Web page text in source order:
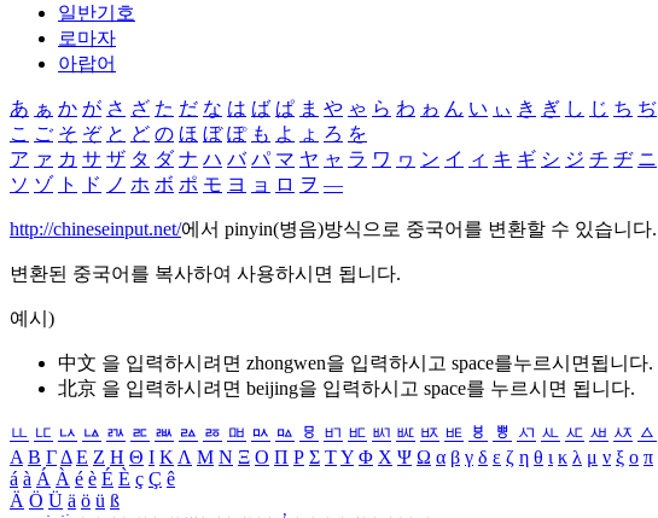
일반기호
로마자
아랍어
あ ぁ か が さ ざ た だ な は ば ぱ ま や ゃ ら わ ゎ ん い ぃ き ぎ し じ ち ぢ
こ ご そ ぞ と ど の ほ ぼ ぽ も よ ょ ろ を
ア ァ カ サ ザ タ ダ ナ ハ バ パ マ ヤ ャ ラ ワ ヮ ン イ ィ キ ギ シ ジ チ ヂ ニ
ソ ゾ ト ド ノ ホ ボ ポ モ ヨ ョ ロ ヲ ―
http://chineseinput.net/에서 pinyin(병음)방식으로 중국어를 변환할 수 있습니다.
변환된 중국어를 복사하여 사용하시면 됩니다.
예시)
中文 을 입력하시려면 zhongwen을 입력하시고 space를누르시면됩니다.
北京 을 입력하시려면 beijing을 입력하시고 space를 누르시면 됩니다.
ㅥ ㅦ ㅧ ㅨ ㅩ ㅪ ㅫ ㅬ ㅭ ㅮ ㅯ ㅰ ㅱ ㅲ ㅳ ㅴ ㅵ ㅶ ㅷ ㅸ ㅹ ㅺ ㅻ ㅼ ㅽ ㅾ ㅿ
Α Β ΓΔ Ε Ζ Η Θ Ι ΚΛ Μ Ν Ξ Ο Π Ρ Σ ΤΥ Φ Χ Ψ Ω α β γ δ ε ζ η θ ι κ λ μ ν ξ ο π
á à Á À é è É È ç Ç ê
Ä Ö Ü ä ö ü ß